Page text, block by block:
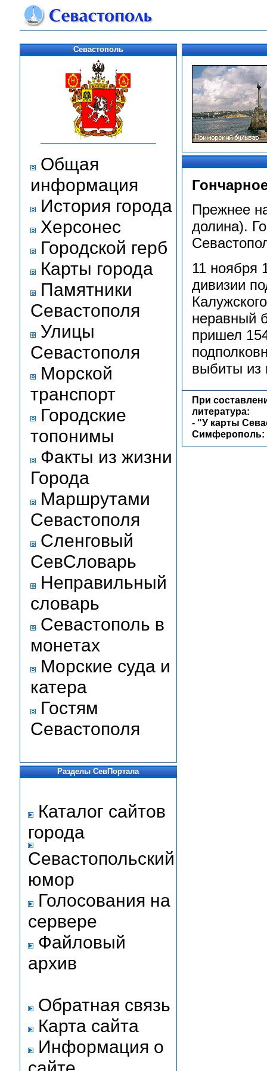
Севастополь
Общая
информация
История города
Херсонес
Городской герб
Карты города
Памятники
Севастополя
Улицы
Севастополя
Морской
транспорт
Городские
топонимы
Факты из жизни
Города
Маршрутами
Севастополя
Сленговый
СевСловарь
Неправильный
словарь
Севастополь в
монетах
Морские суда и
катера
Гостям
Севастополя
Разделы СевПортала
Каталог сайтов
города
Севастопольский
юмор
Голосования на
сервере
Файловый
архив
Обратная связь
Карта сайта
Информация о
Прежнее
долина).
11 ноября
дивизии
неравный
пришел
выбиты из
При
литература:
- "У карты
Симферополь: